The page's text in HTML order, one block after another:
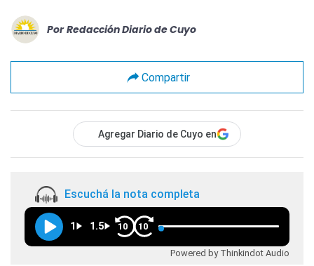
Por Redacción Diario de Cuyo
Compartir
Agregar Diario de Cuyo en
Escuchá la nota completa
1 1.5 10 10
Powered by Thinkindot Audio